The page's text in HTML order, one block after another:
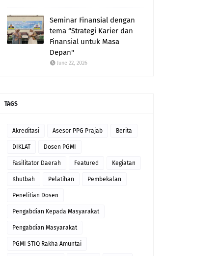
Seminar Finansial dengan
tema “Strategi Karier dan
Finansial untuk Masa
Depan"
June 22, 2026
TAGS
Akreditasi Asesor PPG Prajab Berita
DIKLAT Dosen PGMI
Fasilitator Daerah Featured Kegiatan
Khutbah Pelatihan Pembekalan
Penelitian Dosen
Pengabdian Kepada Masyarakat
Pengabdian Masyarakat
PGMI STIQ Rakha Amuntai